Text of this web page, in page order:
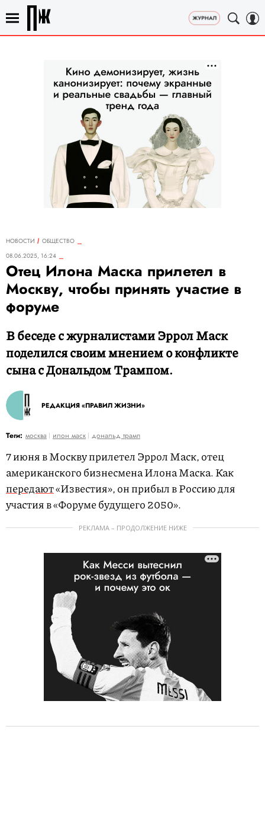
НОВОСТИ
ОБЩЕСТВО
08.06.2025, 16:24
Отец Илона Маска прилетел в
Москву, чтобы принять участие в
форуме
В беседе с журналистами Эррол Маск
поделился своим мнением о конфликте
сына с Дональдом Трампом.
РЕДАКЦИЯ «ПРАВИЛ ЖИЗНИ»
Теги: москва илон маск дональд трамп
7 июня в Москву прилетел Эррол Маск, отец
американского бизнесмена Илона Маска. Как
передают«Известия», он прибыл в Россию для
участия в «Форуме будущего 2050».
РЕКЛАМА – ПРОДОЛЖЕНИЕ НИЖЕ